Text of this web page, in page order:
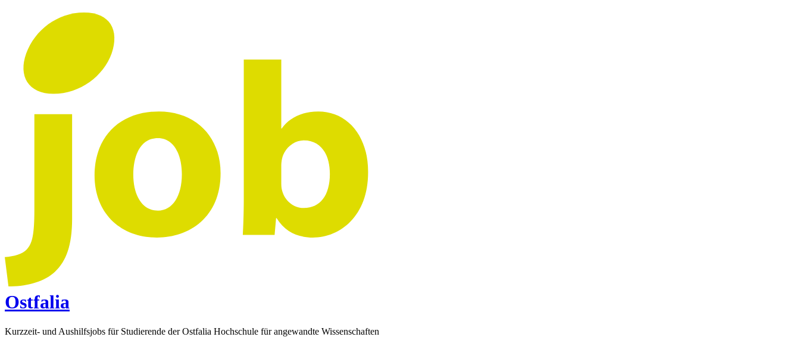
Ostfalia
Kurzzeit- und Aushilfsjobs für Studierende der Ostfalia Hochschule für angewandte Wissenschaften